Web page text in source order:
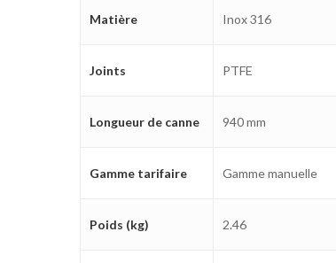
Matière Inox 316
Joints PTFE
Longueur de canne 940 mm
Gamme tarifaire Gamme manuelle
Poids (kg) 2.46